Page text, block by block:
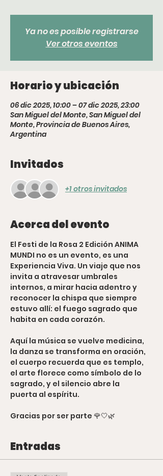
Ya no es posible registrarse
Ver otros eventos
Horario y ubicación
06 dic 2025, 10:00 – 07 dic 2025, 23:00
San Miguel del Monte, San Miguel del
Monte, Provincia de Buenos Aires,
Argentina
Invitados
+1 otros invitados
Acerca del evento
El Festi de la Rosa 2 Edición ANIMA
MUNDI no es un evento, es una
Experiencia Viva. Un viaje que nos
invita a atravesar umbrales
internos, a mirar hacia adentro y
reconocer la chispa que siempre
estuvo allí: el fuego sagrado que
habita en cada corazón.
Aquí la música se vuelve medicina,
la danza se transforma en oración,
el cuerpo recuerda que es templo,
el arte florece como símbolo de lo
sagrado, y el silencio abre la
puerta al espíritu.
Gracias por ser parte 🌹🤍🌿
Entradas